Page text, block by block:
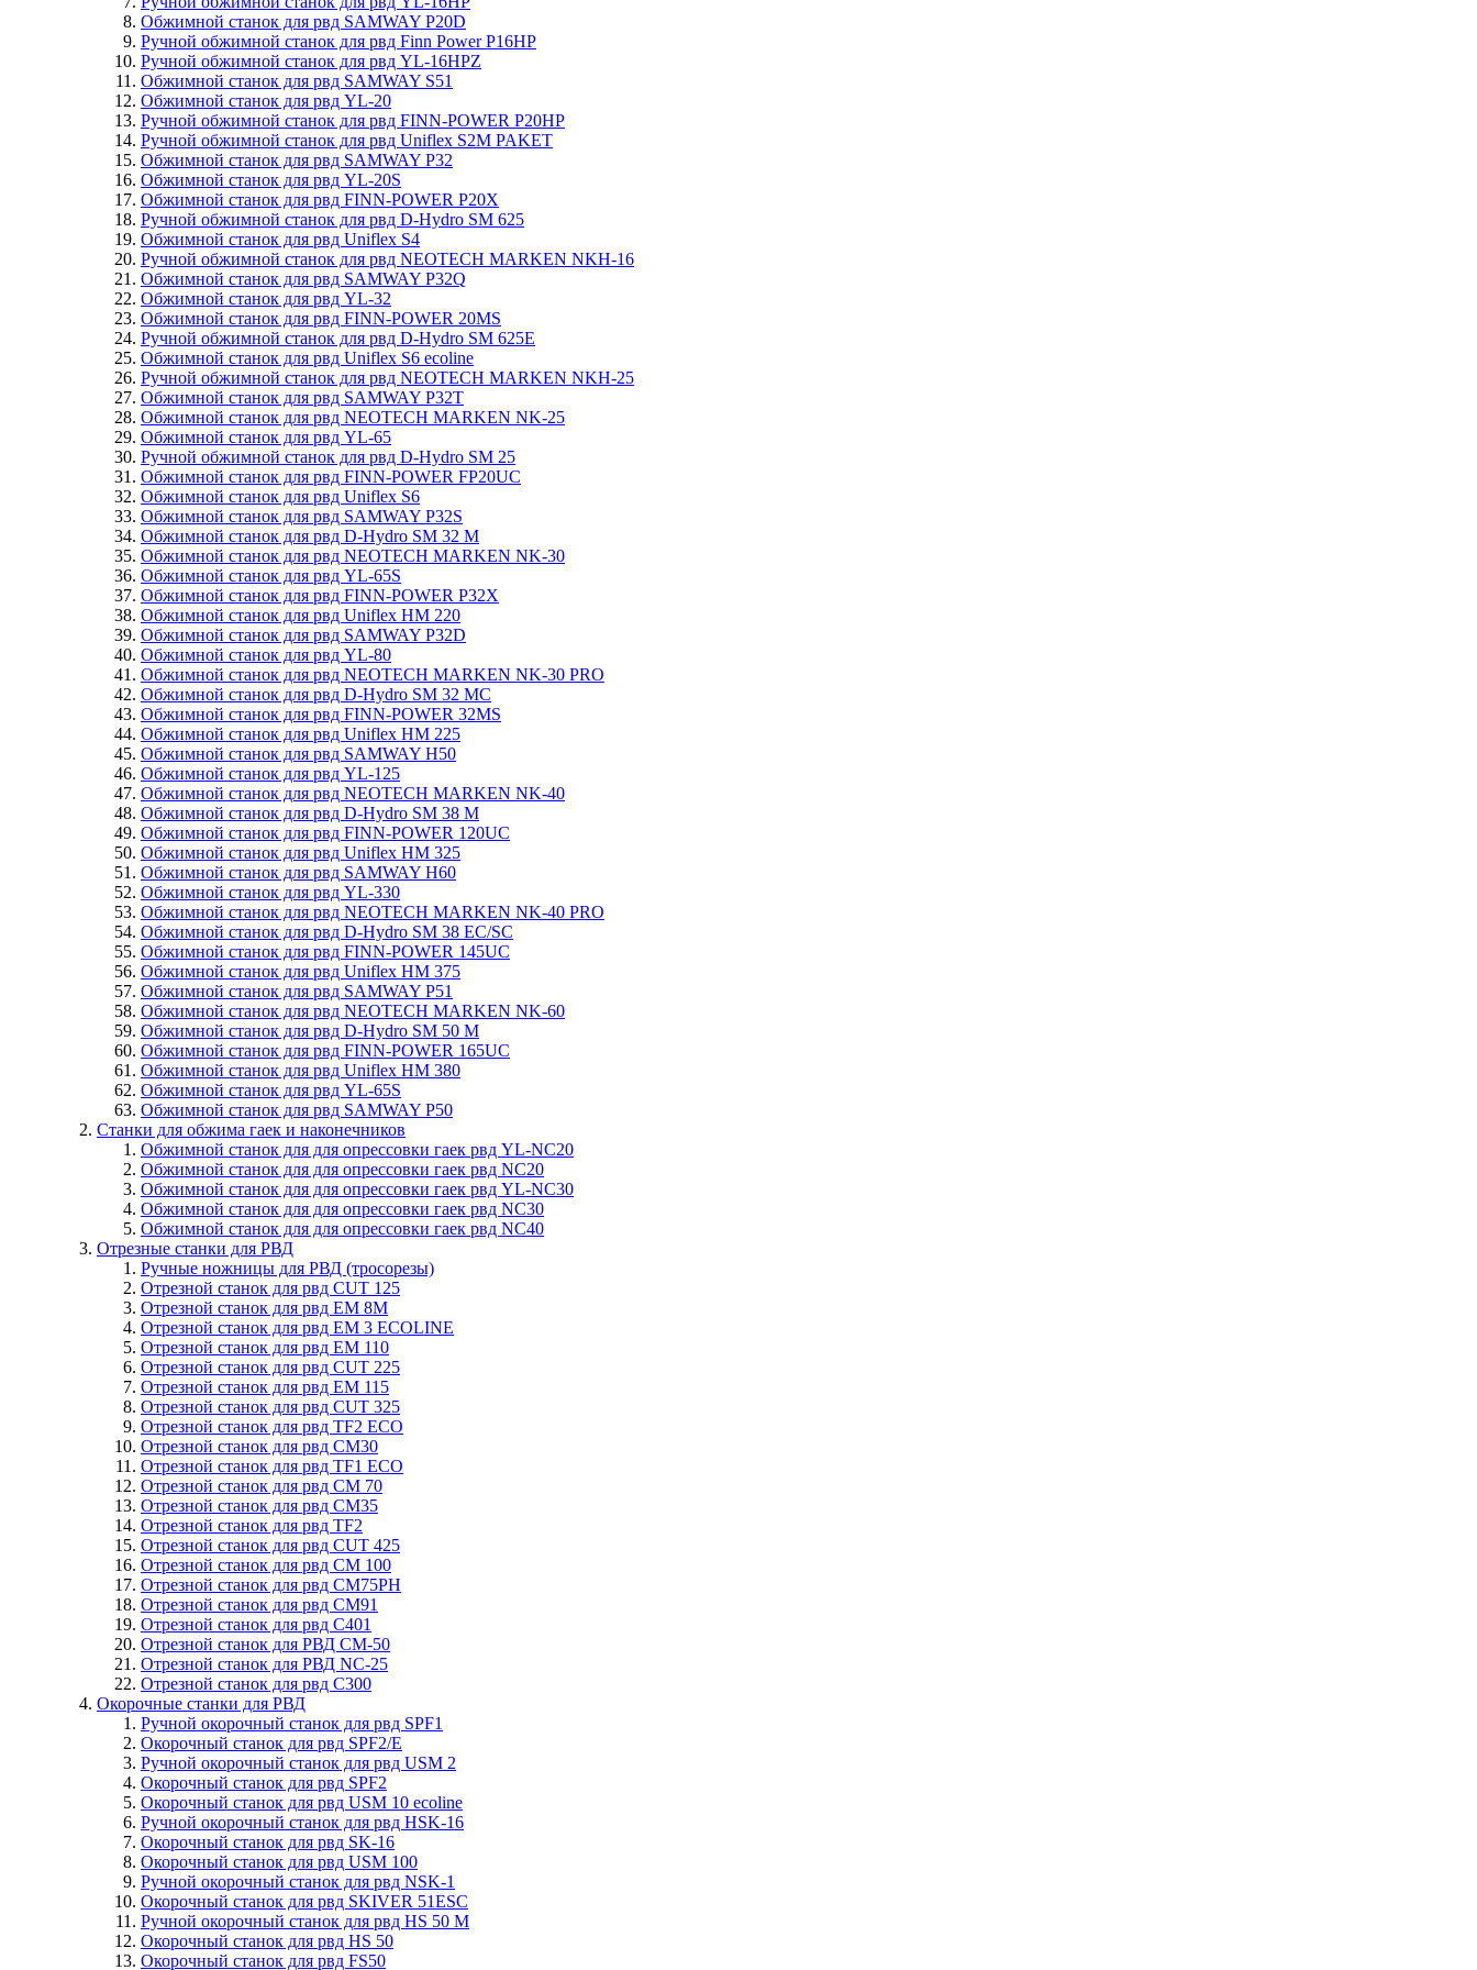
Обжимной станок для рвд SAMWAY P20D
Ручной обжимной станок для рвд Finn Power P16HP
Ручной обжимной станок для рвд YL-16HPZ
Обжимной станок для рвд SAMWAY S51
Обжимной станок для рвд YL-20
Ручной обжимной станок для рвд FINN-POWER P20HP
Ручной обжимной станок для рвд Uniflex S2M PAKET
Обжимной станок для рвд SAMWAY P32
Обжимной станок для рвд YL-20S
Обжимной станок для рвд FINN-POWER P20X
Ручной обжимной станок для рвд D-Hydro SM 625
Обжимной станок для рвд Uniflex S4
Ручной обжимной станок для рвд NEOTECH MARKEN NKH-16
Обжимной станок для рвд SAMWAY P32Q
Обжимной станок для рвд YL-32
Обжимной станок для рвд FINN-POWER 20MS
Ручной обжимной станок для рвд D-Hydro SM 625E
Обжимной станок для рвд Uniflex S6 ecoline
Ручной обжимной станок для рвд NEOTECH MARKEN NKH-25
Обжимной станок для рвд SAMWAY P32T
Обжимной станок для рвд NEOTECH MARKEN NK-25
Обжимной станок для рвд YL-65
Ручной обжимной станок для рвд D-Hydro SM 25
Обжимной станок для рвд FINN-POWER FP20UC
Обжимной станок для рвд Uniflex S6
Обжимной станок для рвд SAMWAY P32S
Обжимной станок для рвд D-Hydro SM 32 M
Обжимной станок для рвд NEOTECH MARKEN NK-30
Обжимной станок для рвд YL-65S
Обжимной станок для рвд FINN-POWER P32X
Обжимной станок для рвд Uniflex HM 220
Обжимной станок для рвд SAMWAY P32D
Обжимной станок для рвд YL-80
Обжимной станок для рвд NEOTECH MARKEN NK-30 PRO
Обжимной станок для рвд D-Hydro SM 32 MC
Обжимной станок для рвд FINN-POWER 32MS
Обжимной станок для рвд Uniflex HM 225
Обжимной станок для рвд SAMWAY H50
Обжимной станок для рвд YL-125
Обжимной станок для рвд NEOTECH MARKEN NK-40
Обжимной станок для рвд D-Hydro SM 38 M
Обжимной станок для рвд FINN-POWER 120UC
Обжимной станок для рвд Uniflex HM 325
Обжимной станок для рвд SAMWAY H60
Обжимной станок для рвд YL-330
Обжимной станок для рвд NEOTECH MARKEN NK-40 PRO
Обжимной станок для рвд D-Hydro SM 38 EC/SC
Обжимной станок для рвд FINN-POWER 145UC
Обжимной станок для рвд Uniflex HM 375
Обжимной станок для рвд SAMWAY P51
Обжимной станок для рвд NEOTECH MARKEN NK-60
Обжимной станок для рвд D-Hydro SM 50 M
Обжимной станок для рвд FINN-POWER 165UC
Обжимной станок для рвд Uniflex HM 380
Обжимной станок для рвд YL-65S
Обжимной станок для рвд SAMWAY P50
Станки для обжима гаек и наконечников
Обжимной станок для для опрессовки гаек рвд YL-NC20
Обжимной станок для для опрессовки гаек рвд NC20
Обжимной станок для для опрессовки гаек рвд YL-NC30
Обжимной станок для для опрессовки гаек рвд NC30
Обжимной станок для для опрессовки гаек рвд NC40
Отрезные станки для РВД
Ручные ножницы для РВД (тросорезы)
Отрезной станок для рвд CUT 125
Отрезной станок для рвд EM 8M
Отрезной станок для рвд EM 3 ECOLINE
Отрезной станок для рвд EM 110
Отрезной станок для рвд CUT 225
Отрезной станок для рвд EM 115
Отрезной станок для рвд CUT 325
Отрезной станок для рвд TF2 ECO
Отрезной станок для рвд CM30
Отрезной станок для рвд TF1 ECO
Отрезной станок для рвд СM 70
Отрезной станок для рвд CM35
Отрезной станок для рвд TF2
Отрезной станок для рвд CUT 425
Отрезной станок для рвд СM 100
Отрезной станок для рвд CM75PH
Отрезной станок для рвд CM91
Отрезной станок для рвд C401
Отрезной станок для РВД CM-50
Отрезной станок для РВД NC-25
Отрезной станок для рвд C300
Окорочные станки для РВД
Ручной окорочный станок для рвд SPF1
Окорочный станок для рвд SPF2/E
Ручной окорочный станок для рвд USM 2
Окорочный станок для рвд SPF2
Окорочный станок для рвд USM 10 ecoline
Ручной окорочный станок для рвд HSK-16
Окорочный станок для рвд SK-16
Окорочный станок для рвд USM 100
Ручной окорочный станок для рвд NSK-1
Окорочный станок для рвд SKIVER 51ESC
Ручной окорочный станок для рвд HS 50 M
Окорочный станок для рвд HS 50
Окорочный станок для рвд FS50